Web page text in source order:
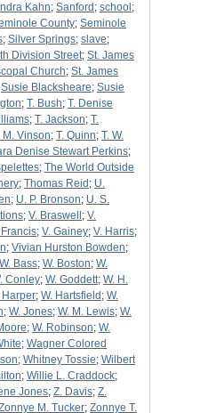
Kahn; Sanford ; school ;
County; Seminole
; Silver Springs; slave;
Division Street; St. James
Church; St. James
Susie Blacksheare; Susie
; T. Bush; T. Denise
; T. Jackson; T.
M. Vinson; T. Quinn; T. W.
Denise Stewart Perkins;
; The World Outside
; Thomas Reid ; U.
; U. P. Bronson; U. S.
; V. Braswell ; V.
Francis; V. Gainey; V. Harris;
; Vivian Hurston Bowden;
W. Bass; W. Boston; W.
Conley; W. Goddett; W. H.
Harper; W. Hartsfield ; W.
; W. Jones; W. M. Lewis; W.
; W. Robinson; W.
; Wagner Colored
; Whitney Tossie; Wilbert
; Willie L. Craddock;
Jones; Z. Davis; Z.
M. Tucker; Zonnye T.